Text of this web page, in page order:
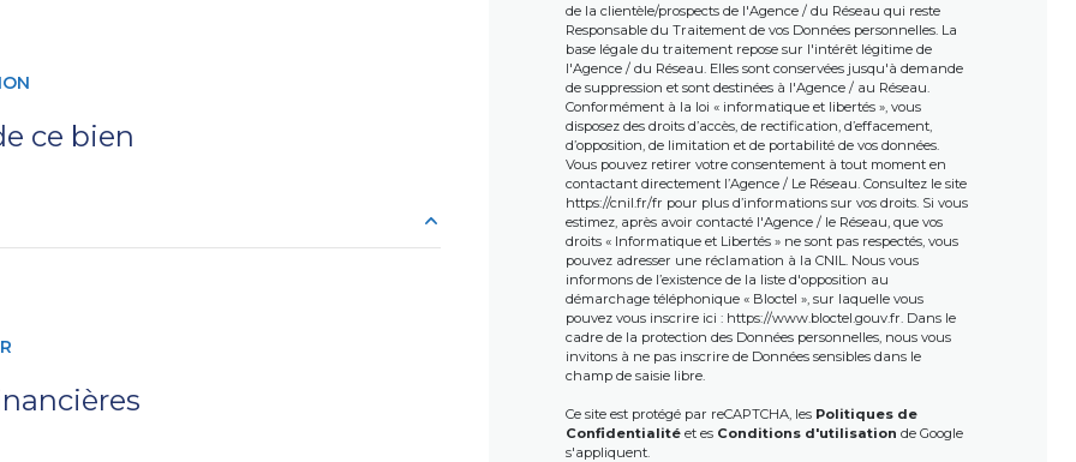
ce bien
de la clientèle/prospects de l'Agence / du Réseau qui reste
Responsable du Traitement de vos Données personnelles. La
base légale du traitement repose sur l'intérêt légitime de
l'Agence / du Réseau. Elles sont conservées jusqu'à demande
de suppression et sont destinées à l'Agence / au Réseau.
Conformément à la loi « informatique et libertés », vous
disposez des droits d’accès, de rectification, d’effacement,
d’opposition, de limitation et de portabilité de vos données.
Vous pouvez retirer votre consentement à tout moment en
contactant directement l’Agence / Le Réseau. Consultez le site
https://cnil.fr/fr pour plus d’informations sur vos droits. Si vous
estimez, après avoir contacté l'Agence / le Réseau, que vos
droits « Informatique et Libertés » ne sont pas respectés, vous
pouvez adresser une réclamation à la CNIL. Nous vous
informons de l’existence de la liste d'opposition au
démarchage téléphonique « Bloctel », sur laquelle vous
pouvez vous inscrire ici : https://www.bloctel.gouv.fr. Dans le
cadre de la protection des Données personnelles, nous vous
invitons à ne pas inscrire de Données sensibles dans le
champ de saisie libre.
Ce site est protégé par reCAPTCHA, les Politiques de
Confidentialitéet es Conditions d'utilisation de Google
s'appliquent.